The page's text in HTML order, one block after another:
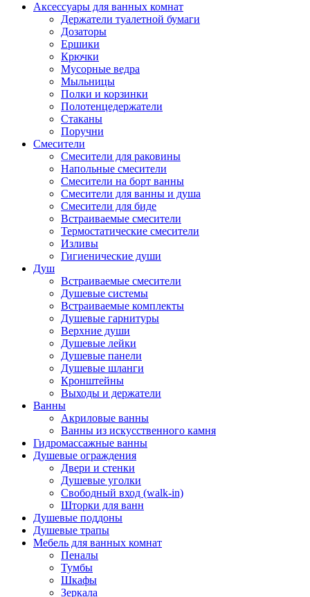
Аксессуары для ванных комнат
Держатели туалетной бумаги
Дозаторы
Ершики
Крючки
Мусорные ведра
Мыльницы
Полки и корзинки
Полотенцедержатели
Стаканы
Поручни
Смесители
Смесители для раковины
Напольные смесители
Смесители на борт ванны
Смесители для ванны и душа
Смесители для биде
Встраиваемые смесители
Термостатические смесители
Изливы
Гигиенические души
Душ
Встраиваемые смесители
Душевые системы
Встраиваемые комплекты
Душевые гарнитуры
Верхние души
Душевые лейки
Душевые панели
Душевые шланги
Кронштейны
Выходы и держатели
Ванны
Акриловые ванны
Ванны из искусственного камня
Гидромассажные ванны
Душевые ограждения
Двери и стенки
Душевые уголки
Свободный вход (walk-in)
Шторки для ванн
Душевые поддоны
Душевые трапы
Мебель для ванных комнат
Пеналы
Тумбы
Шкафы
Зеркала